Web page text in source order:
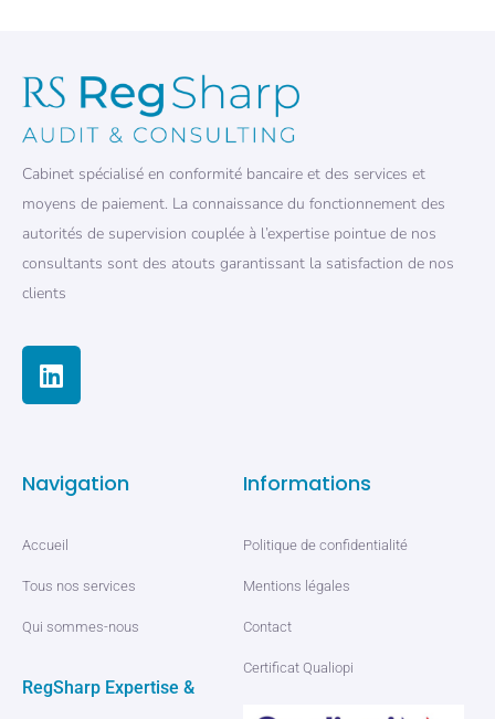
Cabinet spécialisé en conformité bancaire et des services et
moyens de paiement. La connaissance du fonctionnement des
autorités de supervision couplée à l’expertise pointue de nos
consultants sont des atouts garantissant la satisfaction de nos
clients
Navigation
Accueil
Tous nos services
Qui sommes-nous
RegSharp Expertise &
Informations
Politique de confidentialité
Mentions légales
Contact
Certificat Qualiopi